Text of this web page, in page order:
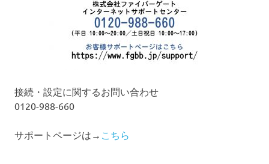
接続・設定に関するお問い合わせ
0120-988-660
サポートページは→ こちら